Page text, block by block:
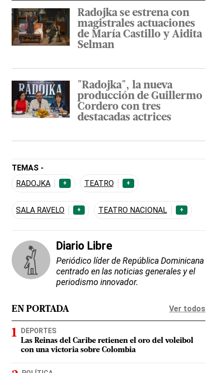
Radojka se estrena con
magistrales actuaciones
de María Castillo y Aidita
Selman
"Radojka", la nueva
producción de Guillermo
Cordero con tres
destacadas actrices
TEMAS -
RADOJKA
+ TEATRO +
SALA RAVELO + TEATRO NACIONAL +
Diario Libre
Periódico líder de República Dominicana
centrado en las noticias generales y el
periodismo innovador.
EN PORTADA Ver todos
DEPORTES
Las Reinas del Caribe retienen el oro del voleibol
con una victoria sobre Colombia